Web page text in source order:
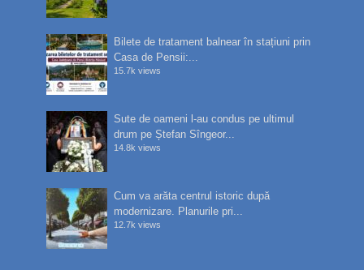
Bilete de tratament balnear în stațiuni prin
Casa de Pensii:...
15.7k views
Sute de oameni l-au condus pe ultimul
drum pe Ștefan Sîngeor...
14.8k views
Cum va arăta centrul istoric după
modernizare. Planurile pri...
12.7k views